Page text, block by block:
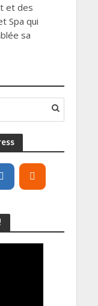
et des
Spa qui
sa